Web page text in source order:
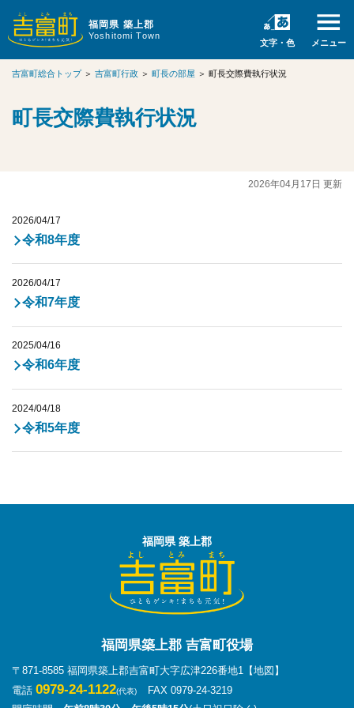
福岡県 築上郡
Yoshitomi Town
文字・色 メニュー
吉富町総合トップ＞ 吉富町行政 ＞ 町長の部屋 ＞ 町長交際費執行状況
町長交際費執行状況
2026年04月17日 更新
令和8年度
2026/04/17
令和7年度
2026/04/17
令和6年度
2025/04/16
令和5年度
2024/04/18
福岡県 築上郡
福岡県築上郡 吉富町役場
〒871-8585 福岡県築上郡吉富町大字広津226番地1
【地図】
電話 0979-24-1122(代表)
FAX 0979-24-3219